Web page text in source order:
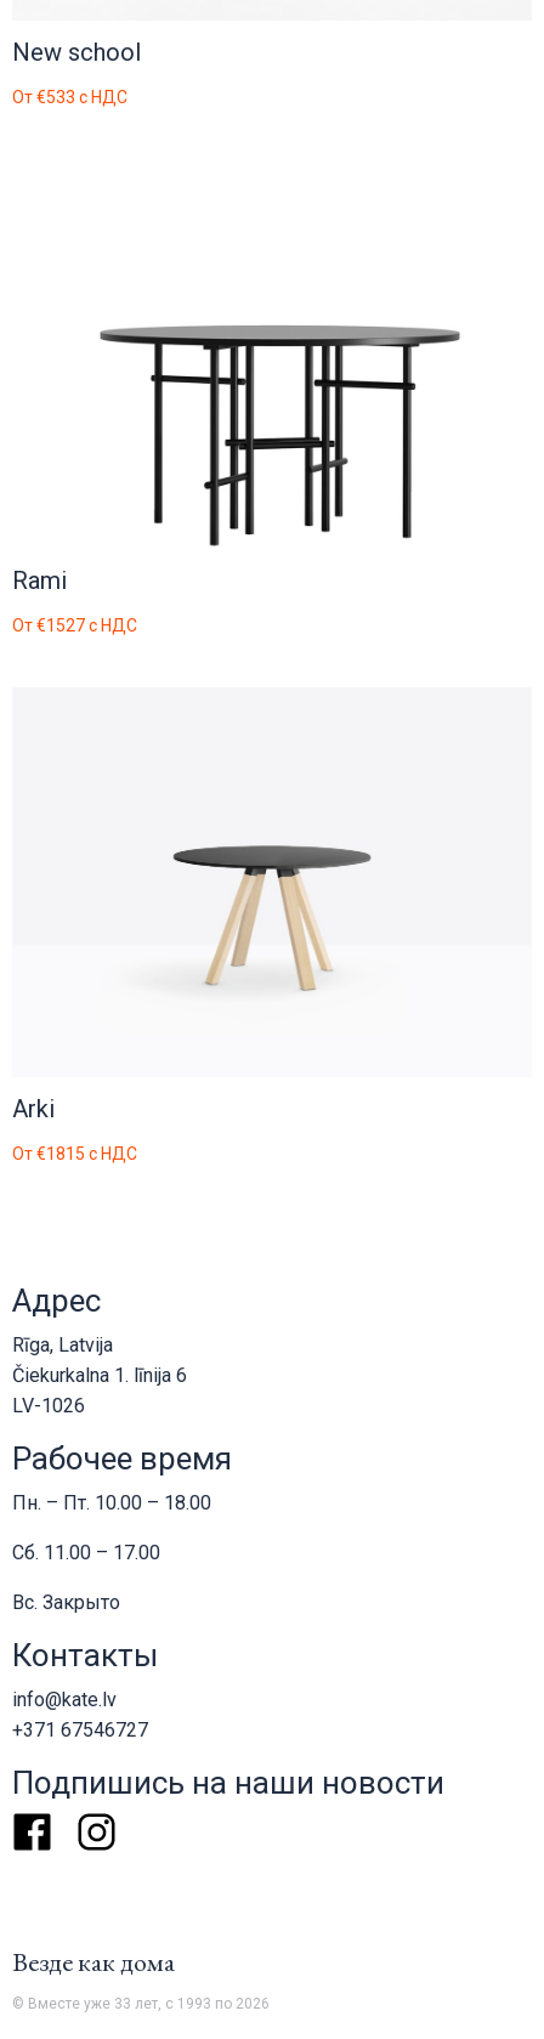
New school
От€533 с НДС
Rami
От€1527с НДС
Arki
От€1815 с НДС
Адрес
Rīga, Latvija
Čiekurkalna 1. līnija 6
LV-1026
Рабочее время
Пн. – Пт. 10.00 – 18.00
Сб. 11.00 – 17.00
Вс. Закрыто
Контакты
info@kate.lv
+371 67546727
Подпишись на наши новости
FacebookInstagram
Везде как дома
© Вместе уже 33 лет, с 1993 по 2026